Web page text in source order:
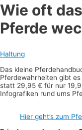
Wie oft
Pferde
Haltung
Das kleine
Pferdewahrheiten gibt
statt 29,95 € für nur
Infografiken rund ums
Hier geht’s zum